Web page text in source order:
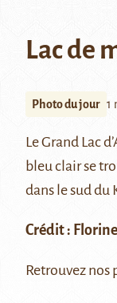
Lac de
Photo du jour 1
Le Grand Lac
bleu clair se
dans le sud du
Crédit :
Retrouvez nos